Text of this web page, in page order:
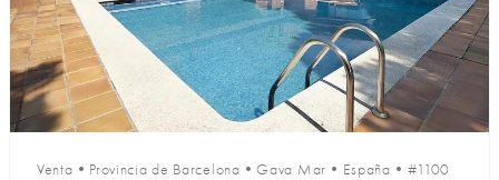
Venta • Provincia de Barcelona •Gava Mar • España • #1100